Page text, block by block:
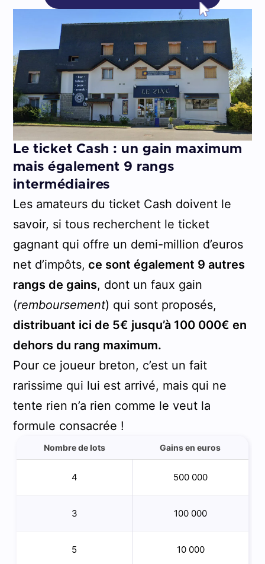
Le ticket Cash : un gain maximum
mais également 9 rangs
intermédiaires
Les amateurs du ticket Cash doivent le
savoir, si tous recherchent le ticket
gagnant qui offre un demi-million d’euros
net d’impôts, ce sont également 9 autres
rangs de gains, dont un faux gain
(remboursement) qui sont proposés,
distribuant ici de 5€ jusqu’à 100 000€ en
dehors du rang maximum.
Pour ce joueur breton, c’est un fait
rarissime qui lui est arrivé, mais qui ne
tente rien n’a rien comme le veut la
formule consacrée !
Nombre de lots Gains en euros
4 500 000
3 100 000
5 10 000